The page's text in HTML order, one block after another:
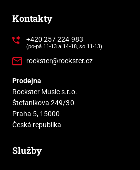
Kontakty
+420 257 224 983
(po-pá 11-13 a 14-18, so 11-13)
rockster@rockster.cz
Prodejna
Rockster Music s.r.o.
Štefanikova 249/30
Praha 5, 15000
Česká republika
Služby